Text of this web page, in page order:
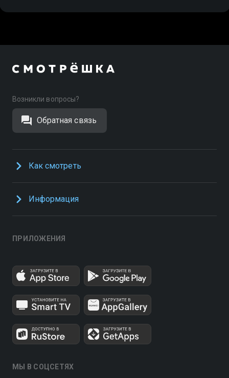
Возникли вопросы?
Обратная связь
Как смотреть
Информация
ПРИЛОЖЕНИЯ
МЫ В СОЦСЕТЯХ